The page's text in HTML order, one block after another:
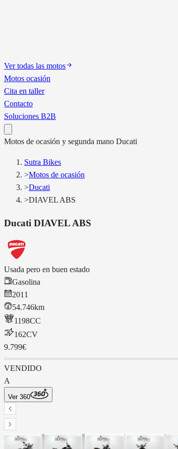
Ver todas las motos
Motos ocasión
Cita en taller
Contacto
Soluciones B2B
Motos de ocasión y segunda mano Ducati
Sutra Bikes
>Motos de ocasión
>Ducati
>DIAVEL ABS
Ducati DIAVEL ABS
Usada pero en buen estado
Gasolina
2011
54.746km
1198CC
162CV
9.799€
VENDIDO
A
Ver 360